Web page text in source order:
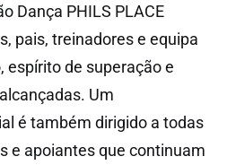
Dança PHILS PLACE
pais, treinadores e equipa
espírito de superação e
Um
é também dirigido a todas
e apoiantes que continuam